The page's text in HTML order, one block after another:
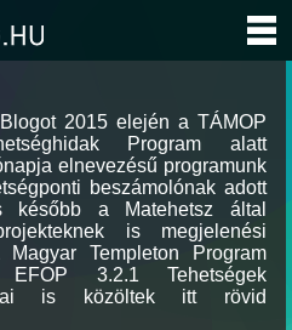
2015 elején a TÁMOP
Program alatt
elnevezésű programunk
beszámolónak adott
a Matehetsz által
is megjelenési
Magyar Templeton Program
3.2.1 Tehetségek
is közöltek itt rövid